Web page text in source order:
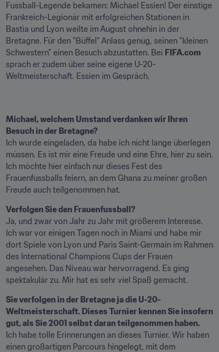
Fussball-Legende bekamen: Michael Essien! Der einstige
Frankreich-Legionär mit erfolgreichen Stationen in
Bastia und Lyon weilte im August ohnehin in der
Bretagne. Für den "Büffel" Anlass genug, seinen "kleinen
Schwestern" einen Besuch abzustatten. Bei FIFA.com
sprach er zudem über seine eigene U-20-
Weltmeisterschaft. Essien im Gespräch.
Michael, welchem Umstand verdanken wir Ihren
Besuch in der Bretagne?
Ich wurde eingeladen, da habe ich nicht lange überlegen
müssen. Es ist mir eine Freude und eine Ehre, hier zu sein.
Ich möchte hier einfach nur dieses Fest des
Frauenfussballs feiern, an dem Ghana zu meiner großen
Freude auch teilgenommen hat.
Verfolgen Sie den Frauenfussball?
Ja, und zwar von Jahr zu Jahr mit größerem Interesse.
Ich war vor einigen Tagen noch in Miami und habe mir
dort Spiele von Lyon und Paris Saint-Germain im Rahmen
des International Champions Cups der Frauen
angesehen. Das Niveau war hervorragend. Es ging
spektakulär zu. Mir hat es sehr viel Spaß gemacht.
Sie verfolgen in der Bretagne ja die U-20-
Weltmeisterschaft. Dieses Turnier kennen Sie insofern
gut, als Sie 2001 selbst daran teilgenommen haben.
Ich habe tolle Erinnerungen an dieses Turnier. Wir haben
einen großartigen Parcours hingelegt, mit dem